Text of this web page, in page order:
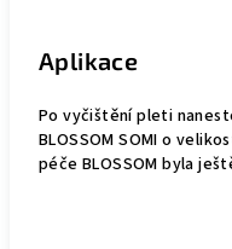
Aplikace
Po vyčištění pleti
BLOSSOM SOMI o
péče BLOSSOM byla